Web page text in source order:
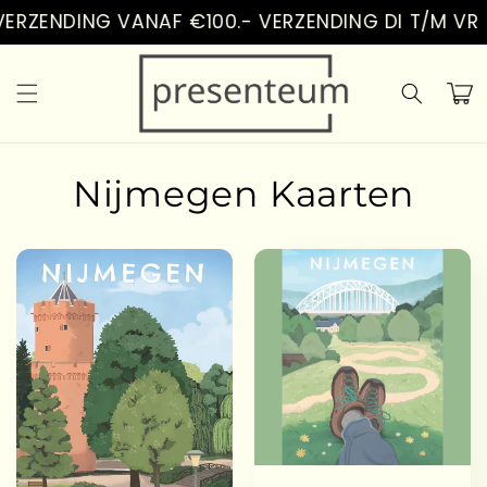
contenuti
VANAF €100.- VERZENDING DI T/M VR
Nijmegen Kaarten